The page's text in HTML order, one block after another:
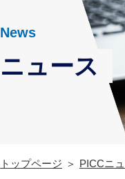
News
ニュース
トップページ PICCニ